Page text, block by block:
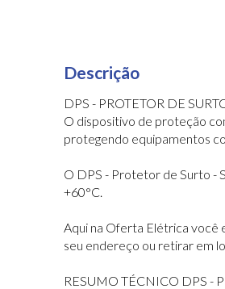
Descrição
DPS - PROTETOR DE
O dispositivo de proteção
protegendo equipamentos
O DPS - Protetor de Surto -
+60°C.
Aqui na Oferta Elétrica você
seu endereço ou retirar em
RESUMO TÉCNICO DPS -